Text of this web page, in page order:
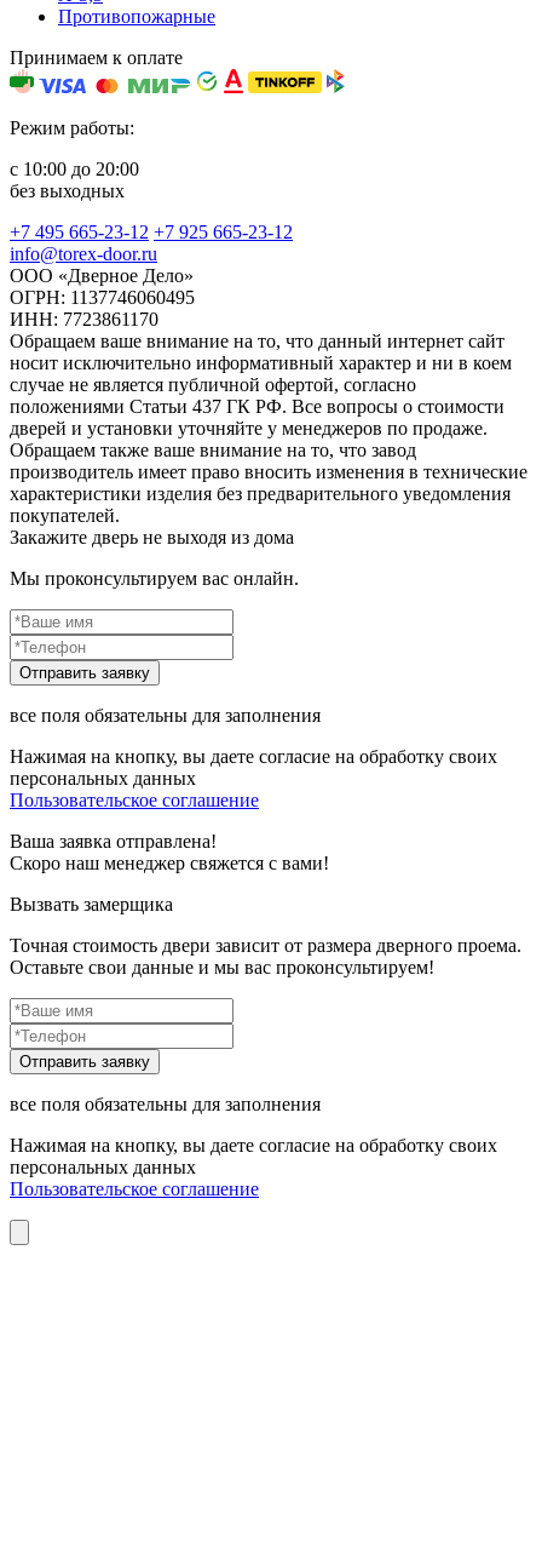
Противопожарные
Принимаем к оплате
Режим работы:
с 10:00 до 20:00
без выходных
+7 495 665-23-12 +7 925 665-23-12
info@torex-door.ru
ООО «Дверное Дело»
ОГРН: 1137746060495
ИНН: 7723861170
Обращаем ваше внимание на то, что данный интернет сайт
носит исключительно информативный характер и ни в коем
случае не является публичной офертой, согласно
положениями Статьи 437 ГК РФ. Все вопросы о стоимости
дверей и установки уточняйте у менеджеров по продаже.
Обращаем также ваше внимание на то, что завод
производитель имеет право вносить изменения в технические
характеристики изделия без предварительного уведомления
покупателей.
Закажите дверь не выходя из дома
Мы проконсультируем вас онлайн.
все поля обязательны для заполнения
Нажимая на кнопку, вы даете согласие на обработку своих
персональных данных
Пользовательское соглашение
Ваша заявка отправлена!
Скоро наш менеджер свяжется с вами!
Вызвать замерщика
Точная стоимость двери зависит от размера дверного проема.
Оставьте свои данные и мы вас проконсультируем!
все поля обязательны для заполнения
Нажимая на кнопку, вы даете согласие на обработку своих
персональных данных
Пользовательское соглашение